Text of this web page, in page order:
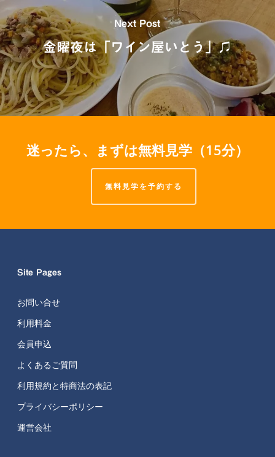
Next Post
金曜夜は「ワイン屋いとう」♫
迷ったら、まずは無料見学（15分）
無料見学を予約する
Site Pages
お問い合せ
利用料金
会員申込
よくあるご質問
利用規約と特商法の表記
プライバシーポリシー
運営会社